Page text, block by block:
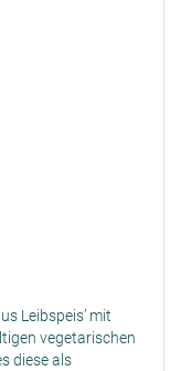
Leibspeis’ mit
vegetarischen
diese als